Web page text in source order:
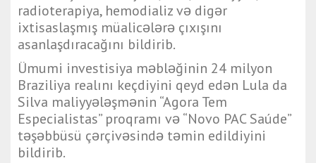
radioterapiya, hemodializ və digər
ixtisaslaşmış müalicələrə çıxışını
asanlaşdıracağını bildirib.
Ümumi investisiya məbləğinin 24 milyon
Braziliya realını keçdiyini qeyd edən Lula da
Silva maliyyələşmənin “Agora Tem
Especialistas” proqramı və “Novo PAC Saúde”
təşəbbüsü çərçivəsində təmin edildiyini
bildirib.